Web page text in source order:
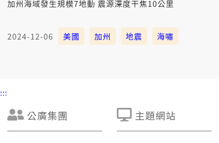
加州海域發生規模7地動 震源深度干焦10公里
2024-12-06 美國 加州 地震 海嘯
:::
公廣集團 主題網站